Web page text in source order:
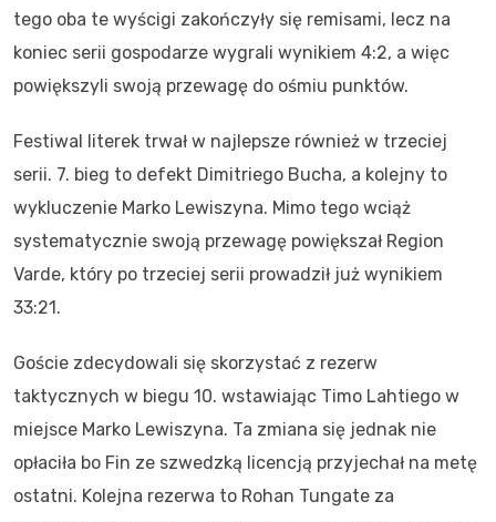
tego oba te wyścigi zakończyły się remisami, lecz na
koniec serii gospodarze wygrali wynikiem 4:2, a więc
powiększyli swoją przewagę do ośmiu punktów.
Festiwal literek trwał w najlepsze również w trzeciej
serii. 7. bieg to defekt Dimitriego Bucha, a kolejny to
wykluczenie Marko Lewiszyna. Mimo tego wciąż
systematycznie swoją przewagę powiększał Region
Varde, który po trzeciej serii prowadził już wynikiem
33:21.
Goście zdecydowali się skorzystać z rezerw
taktycznych w biegu 10. wstawiając Timo Lahtiego w
miejsce Marko Lewiszyna. Ta zmiana się jednak nie
opłaciła bo Fin ze szwedzką licencją przyjechał na metę
ostatni. Kolejna rezerwa to Rohan Tungate za